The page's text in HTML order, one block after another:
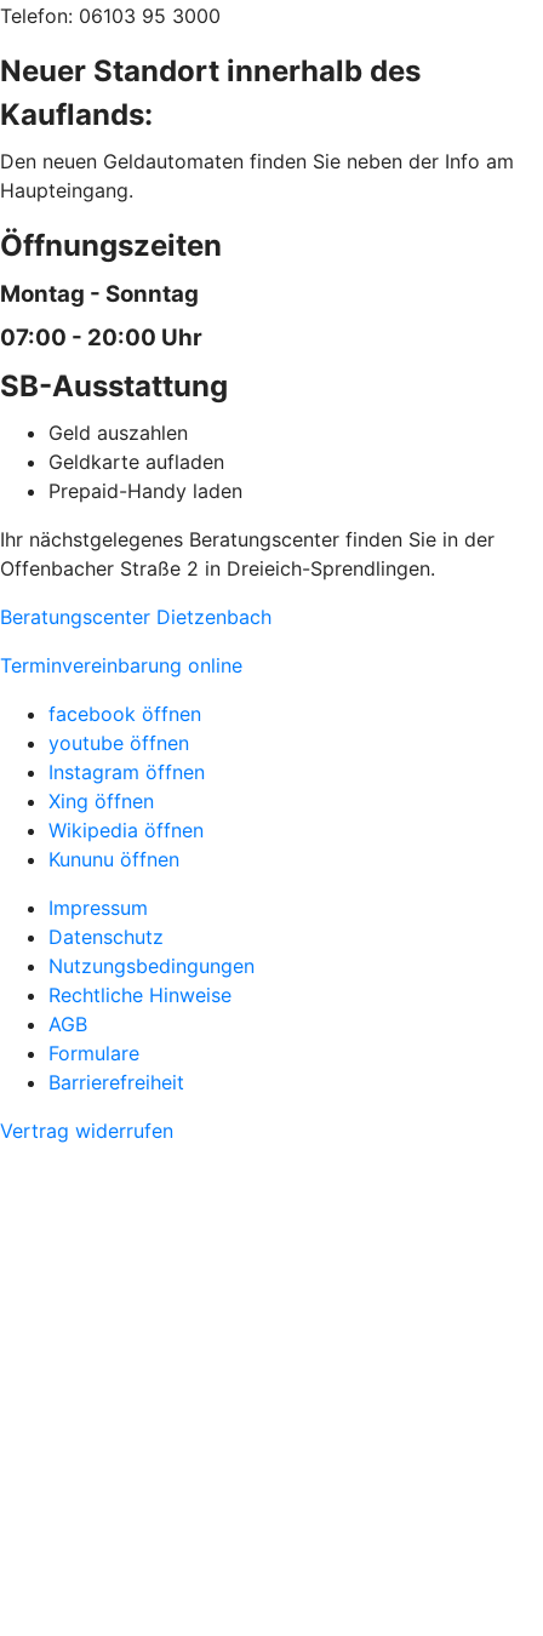
Telefon: 06103 95 3000
Neuer Standort innerhalb des
Kauflands:
Den neuen Geldautomaten finden Sie neben der Info am
Haupteingang.
Öffnungszeiten
Montag - Sonntag
07:00 - 20:00 Uhr
SB-Ausstattung
Geld auszahlen
Geldkarte aufladen
Prepaid-Handy laden
Ihr nächstgelegenes Beratungscenter finden Sie in der
Offenbacher Straße 2 in Dreieich-Sprendlingen.
Beratungscenter Dietzenbach
Terminvereinbarung online
facebook öffnen
youtube öffnen
Instagram öffnen
Xing öffnen
Wikipedia öffnen
Kununu öffnen
Impressum
Datenschutz
Nutzungsbedingungen
Rechtliche Hinweise
AGB
Formulare
Barrierefreiheit
Vertrag widerrufen